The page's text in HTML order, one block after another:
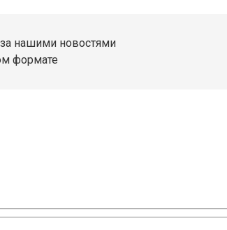
нашими новостями
формате